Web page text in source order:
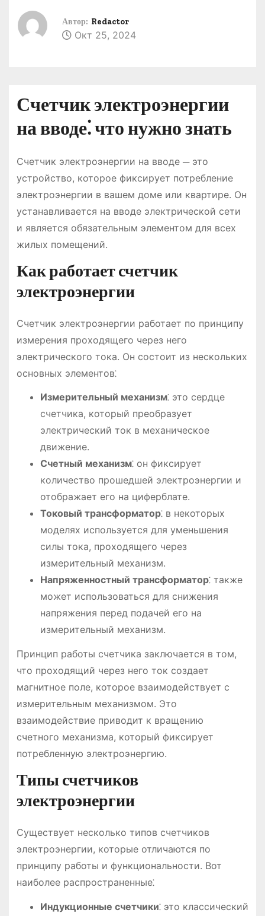
Автор: Redactor
Окт 25, 2024
Счетчик электроэнергии
на вводе⁚ что нужно знать
Счетчик электроэнергии на вводе ─ это
устройство, которое фиксирует потребление
электроэнергии в вашем доме или квартире. Он
устанавливается на вводе электрической сети
и является обязательным элементом для всех
жилых помещений.
Как работает счетчик
электроэнергии
Счетчик электроэнергии работает по принципу
измерения проходящего через него
электрического тока. Он состоит из нескольких
основных элементов⁚
Измерительный механизм⁚ это сердце
счетчика, который преобразует
электрический ток в механическое
движение.
Счетный механизм⁚ он фиксирует
количество прошедшей электроэнергии и
отображает его на циферблате.
Токовый трансформатор⁚ в некоторых
моделях используется для уменьшения
силы тока, проходящего через
измерительный механизм.
Напряженностный трансформатор⁚ также
может использоваться для снижения
напряжения перед подачей его на
измерительный механизм.
Принцип работы счетчика заключается в том,
что проходящий через него ток создает
магнитное поле, которое взаимодействует с
измерительным механизмом. Это
взаимодействие приводит к вращению
счетного механизма, который фиксирует
потребленную электроэнергию.
Типы счетчиков
электроэнергии
Существует несколько типов счетчиков
электроэнергии, которые отличаются по
принципу работы и функциональности. Вот
наиболее распространенные⁚
Индукционные счетчики⁚ это классический